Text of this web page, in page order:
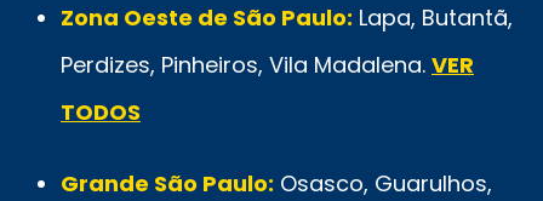
Zona Oeste de São Paulo: Lapa, Butantã,
Perdizes, Pinheiros, Vila Madalena. VER
TODOS
Grande São Paulo: Osasco, Guarulhos,